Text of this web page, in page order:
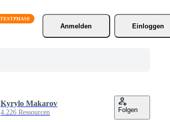
Anmelden
Einloggen
Kyrylo Makarov
4.226 Ressourcen Folgen